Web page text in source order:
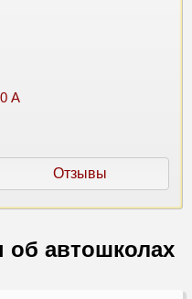
А
Отзывы
автошколах